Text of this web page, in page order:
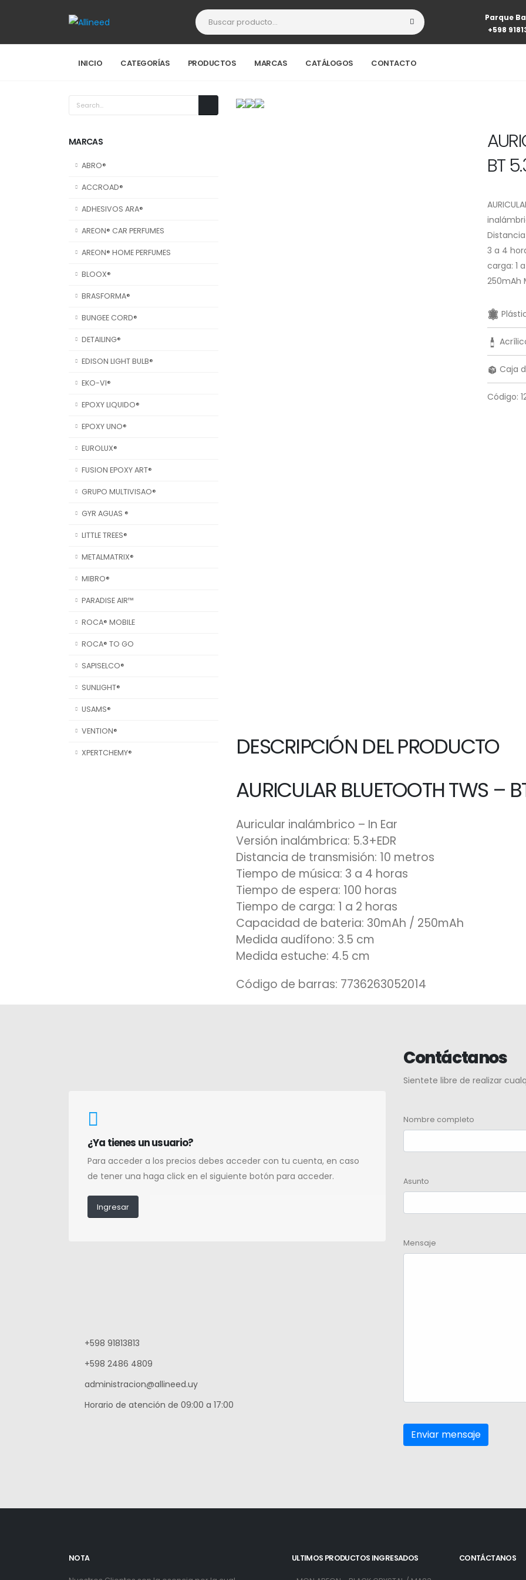
Parque
+598
INICIO CATEGORÍAS PRODUCTOS MARCAS CATÁLOGOS CONTACTO
MARCAS
ABRO®
ACCROAD®
ADHESIVOS ARA®
AREON® CAR PERFUMES
AREON® HOME PERFUMES
BLOOX®
BRASFORMA®
BUNGEE CORD®
DETAILING®
EDISON LIGHT BULB®
EKO-VI®
EPOXY LIQUIDO®
EPOXY UNO®
EUROLUX®
FUSION EPOXY ART®
GRUPO MULTIVISAO®
GYR AGUAS ®
LITTLE TREES®
METALMATRIX®
MIBRO®
PARADISE AIR™
ROCA® MOBILE
ROCA® TO GO
SAPISELCO®
SUNLIGHT®
USAMS®
VENTION®
XPERTCHEMY®
BT
3 a 4
carga: 1
250mAh
Caja
Código:
DESCRIPCIÓN DEL PRODUCTO
AURICULAR BLUETOOTH TWS –
Auricular inalámbrico – In Ear
Versión inalámbrica: 5.3+EDR
Distancia de transmisión: 10 metros
Tiempo de música: 3 a 4 horas
Tiempo de espera: 100 horas
Tiempo de carga: 1 a 2 horas
Capacidad de bateria: 30mAh / 250mAh
Medida audífono: 3.5 cm
Medida estuche: 4.5 cm
Código de barras: 7736263052014
¿Ya tienes un usuario?
Para acceder a los precios debes acceder con tu cuenta, en caso
de tener una haga click en el siguiente botón para acceder.
Ingresar
+598 91813813
+598 2486 4809
administracion@allineed.uy
Horario de atención de 09:00 a 17:00
Contáctanos
Sientete libre de realizar
Nombre completo
Asunto
Mensaje
NOTA ULTIMOS PRODUCTOS INGRESADOS CONTÁCTANOS